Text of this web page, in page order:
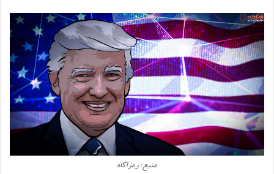
منبع: رمزآگاه